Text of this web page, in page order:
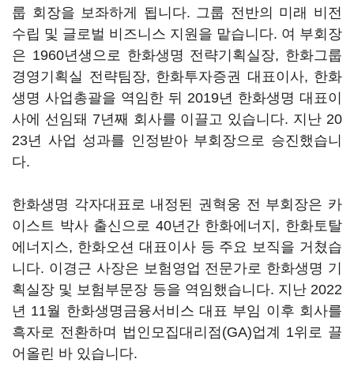
룹 회장을 보좌하게 됩니다. 그룹 전반의 미래 비전
수립 및 글로벌 비즈니스 지원을 맡습니다. 여 부회장
은 1960년생으로 한화생명 전략기획실장, 한화그룹
경영기획실 전략팀장, 한화투자증권 대표이사, 한화
생명 사업총괄을 역임한 뒤 2019년 한화생명 대표이
사에 선임돼 7년째 회사를 이끌고 있습니다. 지난 20
23년 사업 성과를 인정받아 부회장으로 승진했습니
다.
한화생명 각자대표로 내정된 권혁웅 전 부회장은 카
이스트 박사 출신으로 40년간 한화에너지 , 한화토탈
에너지스, 한화오션 대표이사 등 주요 보직을 거쳤습
니다. 이경근 사장은 보험영업 전문가로 한화생명 기
획실장 및 보험부문장 등을 역임했습니다. 지난 2022
년 11월 한화생명금융서비스 대표 부임 이후 회사를
흑자로 전환하며 법인모집대리점(GA)업계 1위로 끌
어올린 바 있습니다.